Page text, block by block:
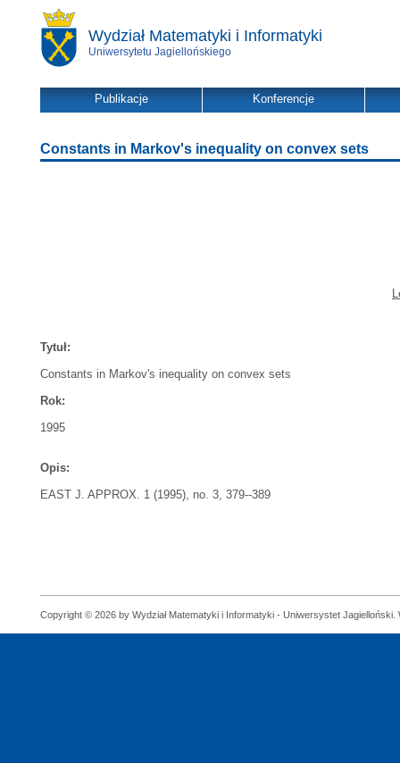
Wydział Matematyki i Informatyki
Uniwersytetu Jagiellońskiego
Publikacje Konferencje
Constants in Markov's inequality on convex sets
Tytuł:
Constants in Markov's inequality on convex sets
Rok:
1995
Opis:
EAST J. APPROX. 1 (1995), no. 3, 379--389
Copyright © 2026 by Wydział Matematyki i Informatyki - Uniwersystet